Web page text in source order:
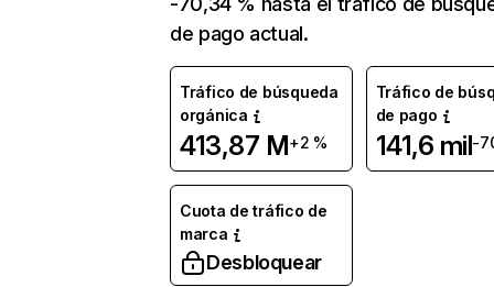
de pago actual.
Tráfico de búsqueda
orgánica
413,87 M+2 %
Tráfico de
de pago
141,6 mil-
Cuota de tráfico de
marca
Desbloquear